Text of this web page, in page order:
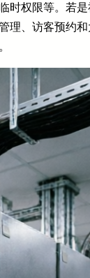
时权限等。若是
理、访客预约和